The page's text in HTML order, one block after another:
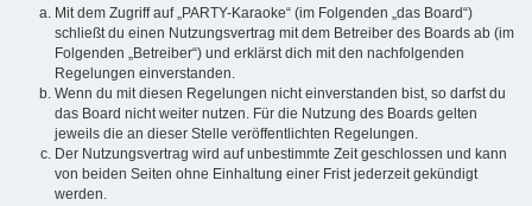
Mit dem Zugriff auf „PARTY-Karaoke“ (im Folgenden „das Board“)
schließt du einen Nutzungsvertrag mit dem Betreiber des Boards ab (im
Folgenden „Betreiber“) und erklärst dich mit den nachfolgenden
Regelungen einverstanden.
Wenn du mit diesen Regelungen nicht einverstanden bist, so darfst du
das Board nicht weiter nutzen. Für die Nutzung des Boards gelten
jeweils die an dieser Stelle veröffentlichten Regelungen.
Der Nutzungsvertrag wird auf unbestimmte Zeit geschlossen und kann
von beiden Seiten ohne Einhaltung einer Frist jederzeit gekündigt
werden.